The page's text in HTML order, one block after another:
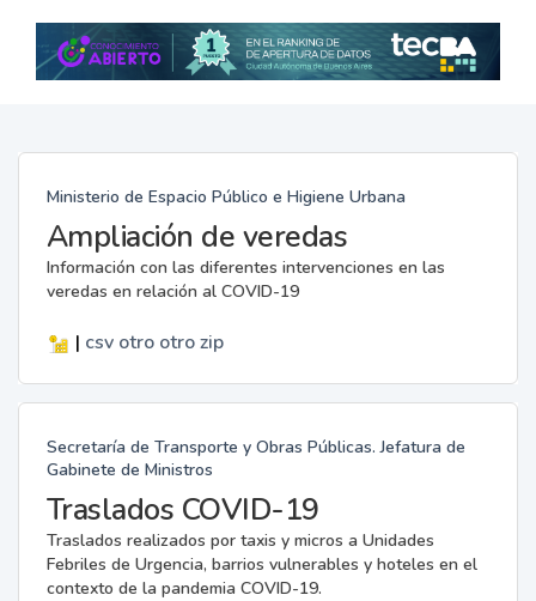
Ministerio de Espacio Público e Higiene Urbana
Ampliación de veredas
Información con las diferentes intervenciones en las
veredas en relación al COVID-19
| csv otro otro zip
Secretaría de Transporte y Obras Públicas. Jefatura de
Gabinete de Ministros
Traslados COVID-19
Traslados realizados por taxis y micros a Unidades
Febriles de Urgencia, barrios vulnerables y hoteles en el
contexto de la pandemia COVID-19.